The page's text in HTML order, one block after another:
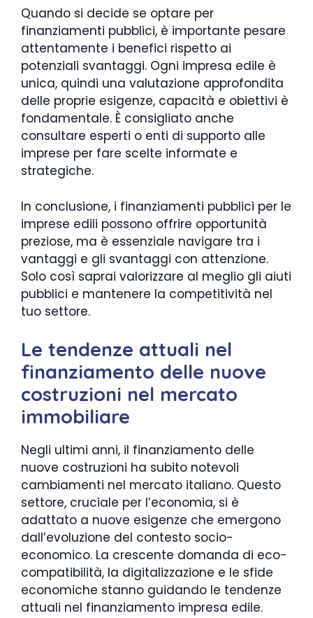
Quando si decide se optare per
finanziamenti pubblici, è importante pesare
attentamente i benefici rispetto ai
potenziali svantaggi. Ogni impresa edile è
unica, quindi una valutazione approfondita
delle proprie esigenze, capacità e obiettivi è
fondamentale. È consigliato anche
consultare esperti o enti di supporto alle
imprese per fare scelte informate e
strategiche.
In conclusione, i finanziamenti pubblici per le
imprese edili possono offrire opportunità
preziose, ma è essenziale navigare tra i
vantaggi e gli svantaggi con attenzione.
Solo così saprai valorizzare al meglio gli aiuti
pubblici e mantenere la competitività nel
tuo settore.
Le tendenze attuali nel
finanziamento delle nuove
costruzioni nel mercato
immobiliare
Negli ultimi anni, il finanziamento delle
nuove costruzioni ha subito notevoli
cambiamenti nel mercato italiano. Questo
settore, cruciale per l’economia, si è
adattato a nuove esigenze che emergono
dall’evoluzione del contesto socio-
economico. La crescente domanda di eco-
compatibilità, la digitalizzazione e le sfide
economiche stanno guidando le tendenze
attuali nel finanziamento impresa edile.